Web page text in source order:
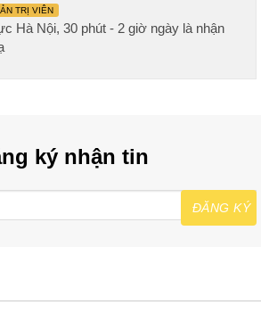
TRỊ VIÊN
Hà Nội, 30 phút - 2 giờ ngày là nhận
ký nhận tin
ĐĂNG KÝ